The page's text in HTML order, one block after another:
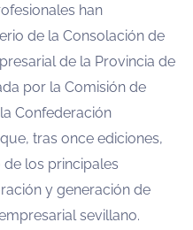
han
de la Consolación de
de la Provincia de
por la Comisión de
Confederación
tras once ediciones,
los principales
y generación de
sevillano.